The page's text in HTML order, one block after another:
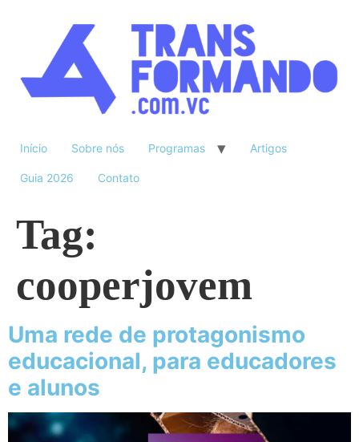
Início Sobre nós Programas Artigos
Guia 2026 Contato
Tag:
cooperjovem
Uma rede de protagonismo
educacional, para educadores
e alunos